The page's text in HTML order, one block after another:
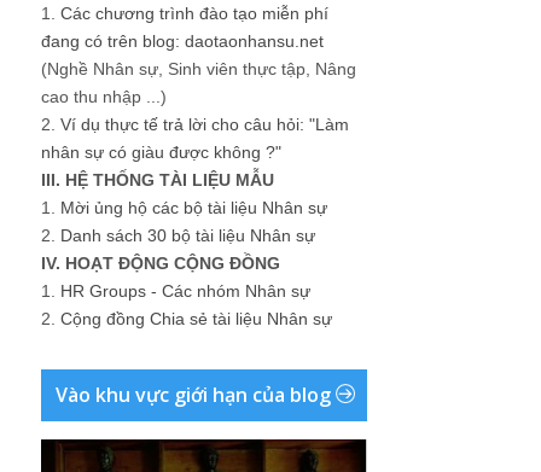
1. Các chương trình đào tạo miễn phí
đang có trên blog: daotaonhansu.net
(Nghề Nhân sự, Sinh viên thực tập, Nâng
cao thu nhập ...)
2. Ví dụ thực tế trả lời cho câu hỏi: "Làm
nhân sự có giàu được không ?"
III. HỆ THỐNG TÀI LIỆU MẪU
1. Mời ủng hộ các bộ tài liệu Nhân sự
2. Danh sách 30 bộ tài liệu Nhân sự
IV. HOẠT ĐỘNG CỘNG ĐỒNG
1. HR Groups - Các nhóm Nhân sự
2. Cộng đồng Chia sẻ tài liệu Nhân sự
Vào khu vực giới hạn của blog